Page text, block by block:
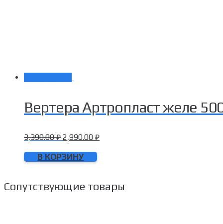
Вертера Артропласт желе
3,390.00₽ 2,990.00 ₽
В КОРЗИНУ
Сопутствующие товары